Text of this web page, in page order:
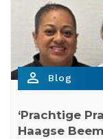
person_outline Blog
‘Prachtige
Haagse